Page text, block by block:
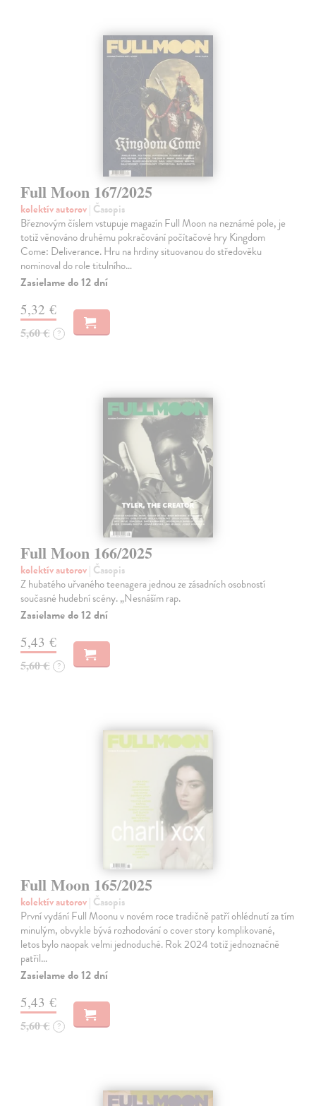
Full Moon 167/2025
kolektív autorov| Časopis
Březnovým číslem vstupuje magazín Full Moon na neznámé pole, je
totiž věnováno druhému pokračování počítačové hry Kingdom
Come: Deliverance. Hru na hrdiny situovanou do středověku
nominoval do role titulního…
Zasielame do 12 dní
5,32 €
5,60 € ?
Full Moon 166/2025
kolektív autorov| Časopis
Z hubatého uřvaného teenagera jednou ze zásadních osobností
současné hudební scény. „Nesnáším rap.
Zasielame do 12 dní
5,43 €
5,60 € ?
Full Moon 165/2025
kolektív autorov| Časopis
První vydání Full Moonu v novém roce tradičně patří ohlédnutí za tím
minulým, obvykle bývá rozhodování o cover story komplikované,
letos bylo naopak velmi jednoduché. Rok 2024 totiž jednoznačně
patřil…
Zasielame do 12 dní
5,43 €
5,60 € ?